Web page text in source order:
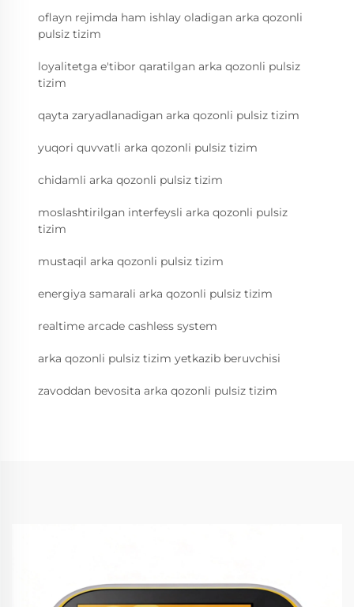
oflayn rejimda ham ishlay oladigan arka qozonli
pulsiz tizim
loyalitetga e'tibor qaratilgan arka qozonli pulsiz
tizim
qayta zaryadlanadigan arka qozonli pulsiz tizim
yuqori quvvatli arka qozonli pulsiz tizim
chidamli arka qozonli pulsiz tizim
moslashtirilgan interfeysli arka qozonli pulsiz
tizim
mustaqil arka qozonli pulsiz tizim
energiya samarali arka qozonli pulsiz tizim
realtime arcade cashless system
arka qozonli pulsiz tizim yetkazib beruvchisi
zavoddan bevosita arka qozonli pulsiz tizim